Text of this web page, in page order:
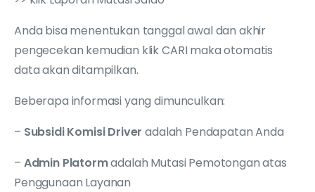
Anda bisa menentukan tanggal awal dan akhir
pengecekan kemudian klik CARI maka otomatis
data akan ditampilkan.
Beberapa informasi yang dimunculkan:
– Subsidi Komisi Driver adalah Pendapatan Anda
– Admin Platormadalah Mutasi Pemotongan atas
Penggunaan Layanan